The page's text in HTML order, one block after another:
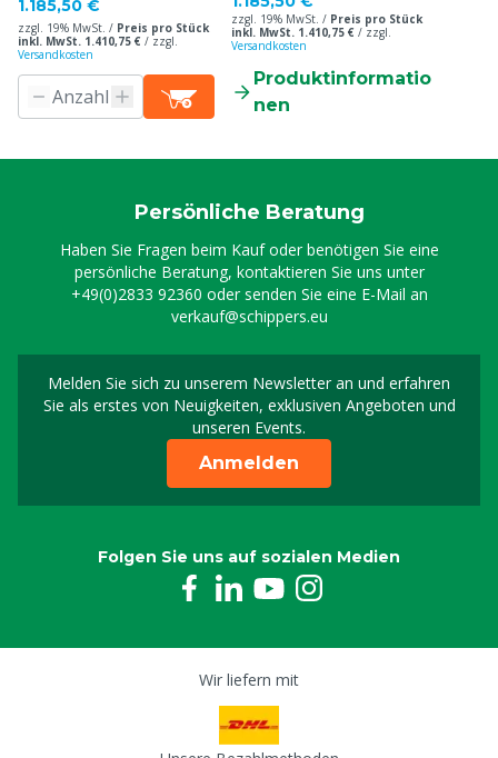
1.185,50 €
zzgl. 19% MwSt. / Preis pro Stück
inkl. MwSt. 1.410,75 € / zzgl.
Versandkosten
zzgl. 19% MwSt. / Preis pro Stück
inkl. MwSt. 1.410,75 € / zzgl.
Versandkosten
Produktinformatio
nen
Persönliche Beratung
Haben Sie Fragen beim Kauf oder benötigen Sie eine
persönliche Beratung, kontaktieren Sie uns unter
+49(0)2833 92360 oder senden Sie eine E-Mail an
verkauf@schippers.eu
Melden Sie sich zu unserem Newsletter an und erfahren
Sie als erstes von Neuigkeiten, exklusiven Angeboten und
unseren Events.
Melden Sie sich für
Anmelden
Folgen Sie uns auf sozialen Medien
Wir liefern mit